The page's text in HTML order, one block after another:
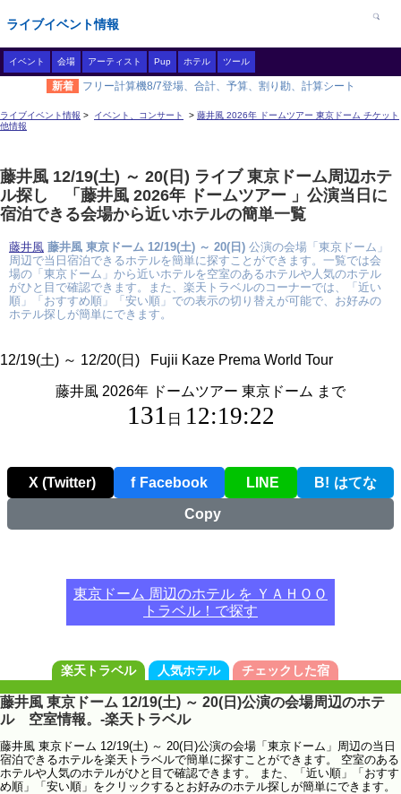
ライブイベント情報
イベント 会場 アーティスト Pup ホテル ツール
新着 フリー計算機8/7登場、合計、予算、割り勘、計算シート
ライブイベント情報 > イベント、コンサート > 藤井風 2026年 ドームツアー 東京ドーム チケット
他情報
藤井風 12/19(土) ～ 20(日) ライブ 東京ドーム周辺ホテ
ル探し 「藤井風 2026年 ドームツアー 」公演当日に
宿泊できる会場から近いホテルの簡単一覧
藤井風 藤井風 東京ドーム 12/19(土) ～ 20(日) 公演の会場「東京ドーム」
周辺で当日宿泊できるホテルを簡単に探すことができます。一覧では会
場の「東京ドーム」から近いホテルを空室のあるホテルや人気のホテル
がひと目で確認できます。また、楽天トラベルのコーナーでは、「近い
順」「おすすめ順」「安い順」での表示の切り替えが可能で、お好みの
ホテル探しが簡単にできます。
12/19(土) ～ 12/20(日) Fujii Kaze Prema World Tour
藤井風 2026年 ドームツアー 東京ドーム まで
131 日 12:19:22
X (Twitter) f Facebook LINE B! はてな
Copy
東京ドーム 周辺のホテル を ＹＡＨＯＯ
トラベル！で探す
楽天トラベル 人気ホテル チェックした宿
藤井風 東京ドーム 12/19(土) ～ 20(日)公演の会場周辺のホテ
ル 空室情報。-楽天トラベル
藤井風 東京ドーム 12/19(土) ～ 20(日)公演の会場「東京ドーム」周辺の当日
宿泊できるホテルを楽天トラベルで簡単に探すことができます。 空室のある
ホテルや人気のホテルがひと目で確認できます。 また、「近い順」「おすす
め順」「安い順」をクリックするとお好みのホテル探しが簡単にできます。